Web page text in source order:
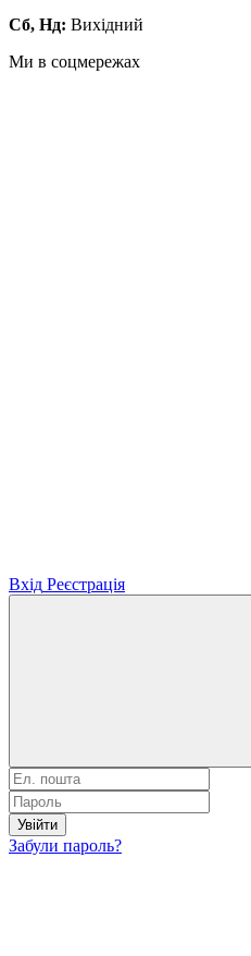
Сб, Нд: Вихідний
Ми в соцмережах
Вхід Реєстрація
Увійти
Забули пароль?